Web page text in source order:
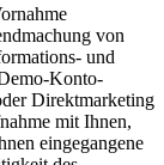
von
und
Konto-
Direktmarketing
mit Ihnen,
eingegangene